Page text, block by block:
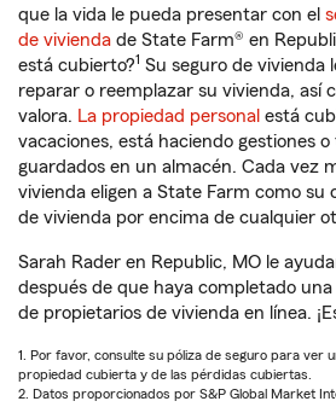
que la vida le pueda presentar con el
de vivienda de State Farm® en
está cubierto?1 Su seguro de vivienda
reparar o reemplazar su vivienda, así
valora. La propiedad personal está
vacaciones, está haciendo gestiones
guardados en un almacén. Cada vez
vivienda eligen a State Farm como su
de vivienda por encima de cualquier
Sarah Rader en Republic, MO le
después de que haya completado
de propietarios de vivienda en línea.
1. Por favor, consulte su póliza de seguro para ver
propiedad cubierta y de las pérdidas cubiertas.
2. Datos proporcionados por S&P Global Market